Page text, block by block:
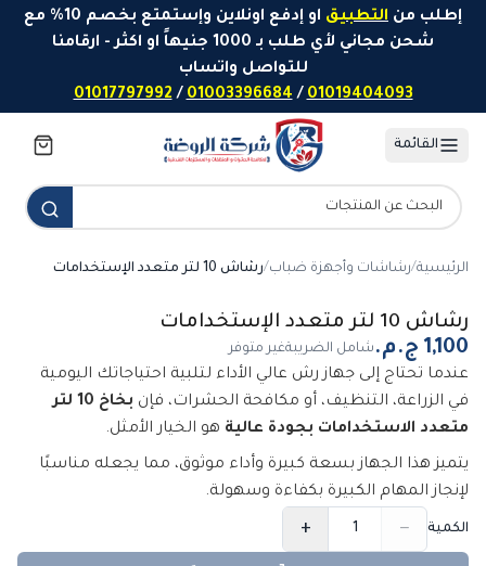
تخطَّ إلى المحتوى
إطلب من التطبيق
او إدفع اونلاين وإستمتع بخصم 10% مع
شحن مجاني لأي طلب بـ 1000 جنيهاً او اكثر - ارقامنا
للتواصل واتساب
01019404093
/
01003396684
/
01017797992
القائمة
الرئيسية/رشاشات وأجهزة ضباب/رشاش 10 لتر متعدد الإستخدامات
رشاش 10 لتر متعدد الإستخدامات
شامل الضريبةغير متوفر
عندما تحتاج إلى جهاز رش عالي الأداء لتلبية احتياجاتك اليومية
في الزراعة، التنظيف، أو مكافحة الحشرات، فإن
بخاخ 10 لتر
متعدد الاستخدامات بجودة عالية هو الخيار الأمثل.
يتميز هذا الجهاز بسعة كبيرة وأداء موثوق، مما يجعله مناسبًا
لإنجاز المهام الكبيرة بكفاءة وسهولة.
الكمية −
+